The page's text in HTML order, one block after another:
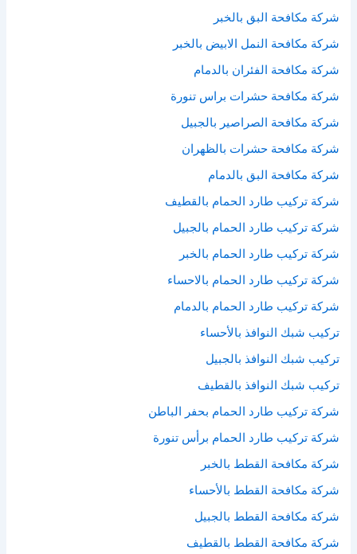
شركة مكافحة البق بالخبر
شركة مكافحة النمل الابيض بالخبر
شركة مكافحة الفئران بالدمام
شركة مكافحة حشرات براس تنورة
شركة مكافحة الصراصير بالجبيل
شركة مكافحة حشرات بالظهران
شركة مكافحة البق بالدمام
شركة تركيب طارد الحمام بالقطيف
شركة تركيب طارد الحمام بالجبيل
شركة تركيب طارد الحمام بالخبر
شركة تركيب طارد الحمام بالاحساء
شركة تركيب طارد الحمام بالدمام
تركيب شبك النوافذ بالأحساء
تركيب شبك النوافذ بالجبيل
تركيب شبك النوافذ بالقطيف
شركة تركيب طارد الحمام بحفر الباطن
شركة تركيب طارد الحمام برأس تنورة
شركة مكافحة القطط بالخبر
شركة مكافحة القطط بالأحساء
شركة مكافحة القطط بالجبيل
شركة مكافحة القطط بالقطيف